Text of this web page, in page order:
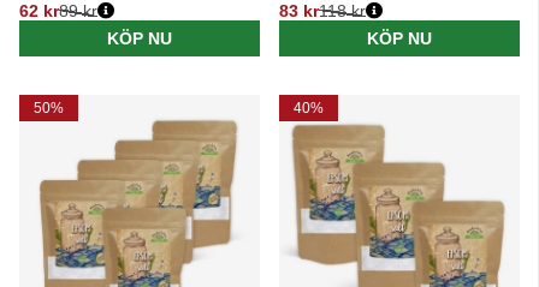
62 kr
Ordinarie pris:
89 kr
KÖP NU
83 kr
Ordinarie pris:
118 kr
KÖP NU
50% 40%